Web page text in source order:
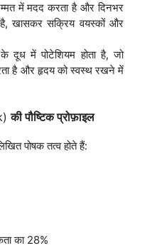
में मदद करता है और दिनभर
है, खासकर सक्रिय वयस्कों और
दूध में पोटेशियम होता है, जो
है और हृदय को स्वस्थ रखने में
की पौष्टिक प्रोफ़ाइल
पोषक तत्व होते हैं:
का 28%